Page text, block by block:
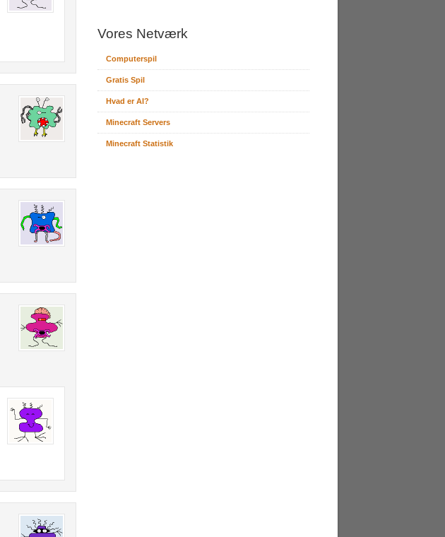
Vores Netværk
Computerspil
Gratis Spil
Hvad er AI?
Minecraft Servers
Minecraft Statistik